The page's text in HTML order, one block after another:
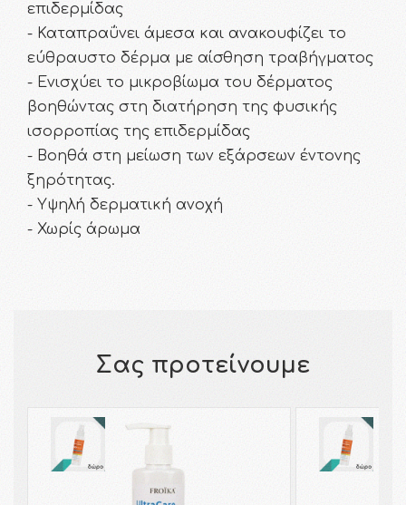
επιδερμίδας
- Καταπραΰνει άμεσα και ανακουφίζει το
εύθραυστο δέρμα με αίσθηση τραβήγματος
- Ενισχύει το μικροβίωμα του δέρματος
βοηθώντας στη διατήρηση της φυσικής
ισορροπίας της επιδερμίδας
- Βοηθά στη μείωση των εξάρσεων έντονης
ξηρότητας.
- Υψηλή δερματική ανοχή
- Χωρίς άρωμα
Σας προτείνουμε